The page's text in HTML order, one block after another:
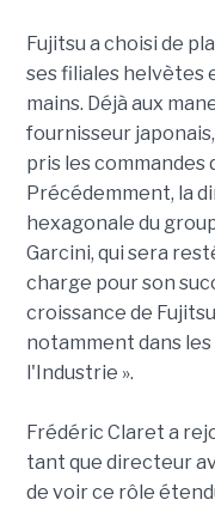
Fujitsu a choisi de
ses filiales helvètes
mains. Déjà aux
fournisseur
pris les commandes
Précédemment, la
hexagonale du
Garcini, qui sera
charge pour son
croissance de
notamment dans
l'Industrie ».
Frédéric Claret a
tant que directeur
de voir ce rôle